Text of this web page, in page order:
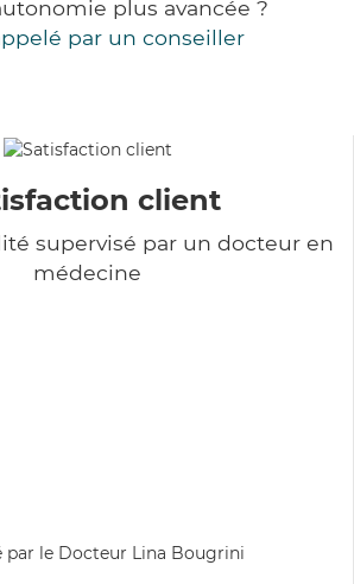
plus avancée ?
par un conseiller
client
supervisé par un docteur en
médecine